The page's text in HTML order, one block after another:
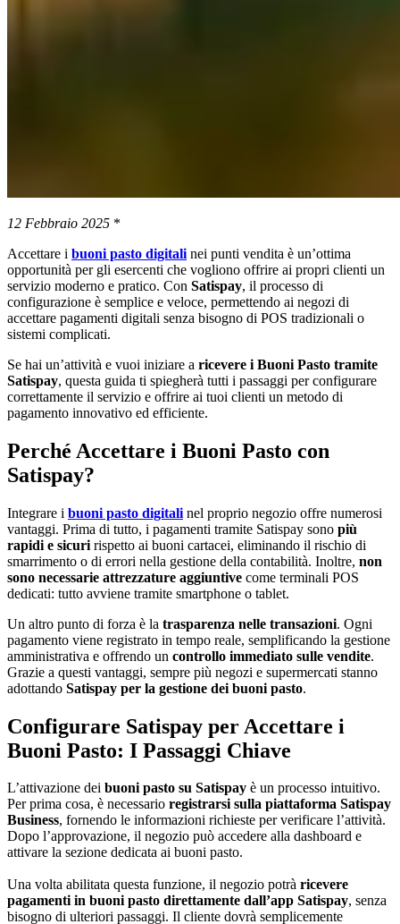
12 Febbraio 2025 *
Accettare i buoni pasto digitali nei punti vendita è un’ottima
opportunità per gli esercenti che vogliono offrire ai propri clienti un
servizio moderno e pratico. Con Satispay, il processo di
configurazione è semplice e veloce, permettendo ai negozi di
accettare pagamenti digitali senza bisogno di POS tradizionali o
sistemi complicati.
Se hai un’attività e vuoi iniziare a ricevere i Buoni Pasto tramite
Satispay, questa guida ti spiegherà tutti i passaggi per configurare
correttamente il servizio e offrire ai tuoi clienti un metodo di
pagamento innovativo ed efficiente.
Perché Accettare i Buoni Pasto con
Satispay?
Integrare i buoni pasto digitali nel proprio negozio offre numerosi
vantaggi. Prima di tutto, i pagamenti tramite Satispay sono più
rapidi e sicuri rispetto ai buoni cartacei, eliminando il rischio di
smarrimento o di errori nella gestione della contabilità. Inoltre, non
sono necessarie attrezzature aggiuntive come terminali POS
dedicati: tutto avviene tramite smartphone o tablet.
Un altro punto di forza è la trasparenza nelle transazioni. Ogni
pagamento viene registrato in tempo reale, semplificando la gestione
amministrativa e offrendo un controllo immediato sulle vendite.
Grazie a questi vantaggi, sempre più negozi e supermercati stanno
adottando Satispay per la gestione dei buoni pasto.
Configurare Satispay per Accettare i
Buoni Pasto: I Passaggi Chiave
L’attivazione dei buoni pasto su Satispay è un processo intuitivo.
Per prima cosa, è necessario registrarsi sulla piattaforma Satispay
Business, fornendo le informazioni richieste per verificare l’attività.
Dopo l’approvazione, il negozio può accedere alla dashboard e
attivare la sezione dedicata ai buoni pasto.
Una volta abilitata questa funzione, il negozio potrà ricevere
pagamenti in buoni pasto direttamente dall’app Satispay, senza
bisogno di ulteriori passaggi. Il cliente dovrà semplicemente